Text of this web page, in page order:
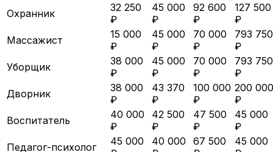
Охранник
32 250
₽
45 000
₽
92 600
₽
127 500
₽
Массажист
15 000
₽
45 000
₽
70 000
₽
793 750
₽
Уборщик
38 000
₽
45 000
₽
70 000
₽
793 750
₽
Дворник
38 000
₽
43 370
₽
100 000
₽
200 000
₽
Воспитатель
40 000
₽
42 500
₽
47 500
₽
45 000
₽
Педагог-психолог
45 000
40 000
67 500
45 000